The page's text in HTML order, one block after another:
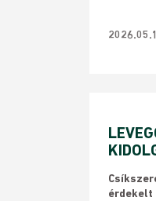
érdekelt